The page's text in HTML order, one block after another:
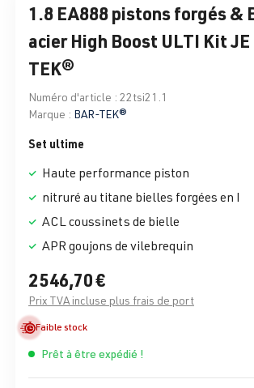
1.8 EA888 pistons forgés &
acier High Boost ULTI Kit
TEK®
Numéro d'article : 22tsi21.1
Marque : BAR-TEK®
Set ultime
Haute performance piston
nitruré au titane bielles forgées en I
ACL coussinets de bielle
APR goujons de vilebrequin
2 546,70 €
Prix TVA incluse plus frais de port
Faible stock
Prêt à être expédié !